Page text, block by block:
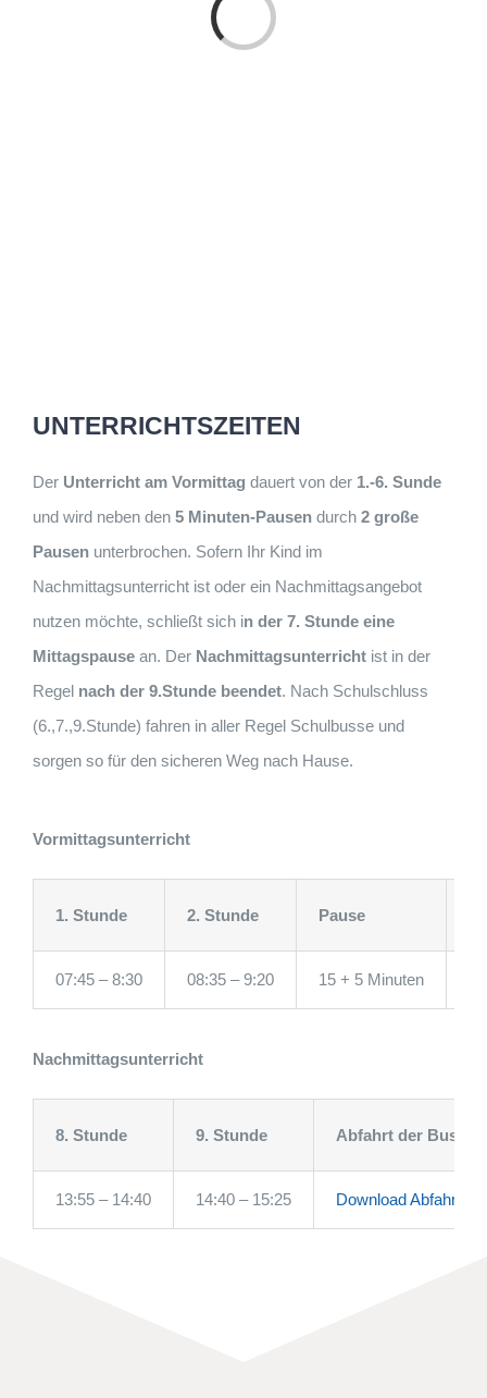
Laden...
UNTERRICHTSZEITEN
Der Unterricht am Vormittag dauert von der 1.-6. Sunde
und wird neben den 5 Minuten-Pausendurch 2 große
Pausenunterbrochen. Sofern Ihr Kind im
Nachmittagsunterricht ist oder ein Nachmittagsangebot
nutzen möchte, schließt sich in der 7. Stunde eine
Mittagspausean. Der Nachmittagsunterrichtist in der
Regel nach der 9.Stunde beendet. Nach Schulschluss
(6.,7.,9.Stunde) fahren in aller Regel Schulbusse und
sorgen so für den sicheren Weg nach Hause.
Vormittagsunterricht
1. Stunde 2. Stunde Pause
07:45 – 8:30 08:35 – 9:20 15 + 5 Minuten
Nachmittagsunterricht
8. Stunde 9. Stunde Abfahrt der Busse
13:55 – 14:40 14:40 – 15:25 Download